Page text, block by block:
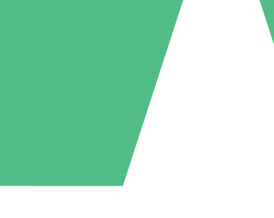
nach Bedarf mit Download-Credits. Keine